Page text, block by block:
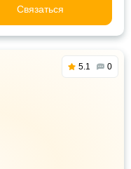
Связаться
5.1 0